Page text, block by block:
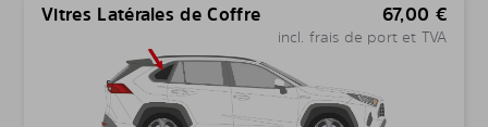
Vitres Latérales de Coffre 67,00 €
incl. frais de port et TVA